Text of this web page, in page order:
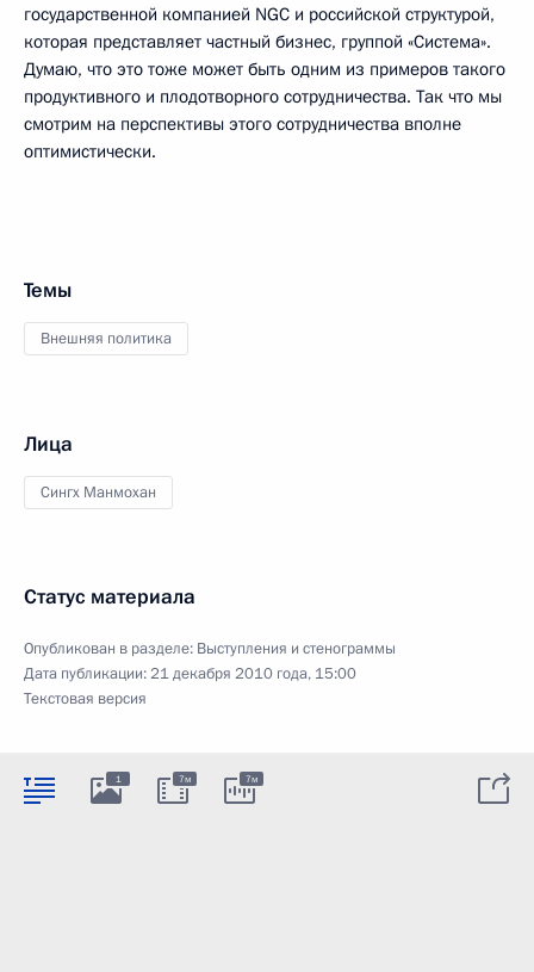
государственной компанией NGC и российской структурой,
которая представляет частный бизнес, группой «Система».
Думаю, что это тоже может быть одним из примеров такого
продуктивного и плодотворного сотрудничества. Так что мы
смотрим на перспективы этого сотрудничества вполне
оптимистически.
Темы
Внешняя политика
Лица
Сингх Манмохан
Статус материала
Опубликован в разделе: Выступления и стенограммы
Дата публикации:21 декабря 2010 года, 15:00
Текстовая версия
1 7м 7м